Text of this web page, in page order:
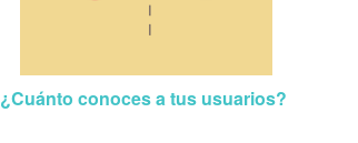
¿Cuánto conoces a tus usuarios?